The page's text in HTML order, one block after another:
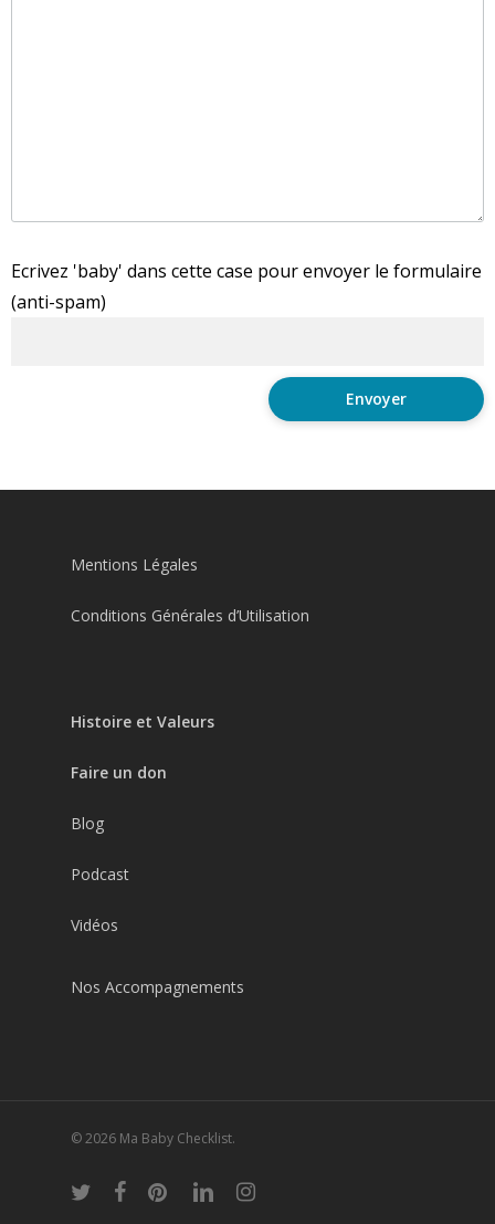
Ecrivez 'baby' dans cette case pour envoyer le formulaire
(anti-spam)
Mentions Légales
Conditions Générales d’Utilisation
Histoire et Valeurs
Faire un don
Blog
Podcast
Vidéos
Nos Accompagnements
© 2026 Ma Baby Checklist.
twitter facebookpinterestlinkedininstagram